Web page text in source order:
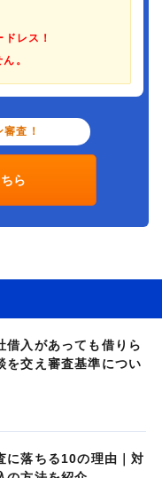
レス！
。
査！
ら
借入があっても借りら
を交え審査基準につい
に落ちる10の理由｜対